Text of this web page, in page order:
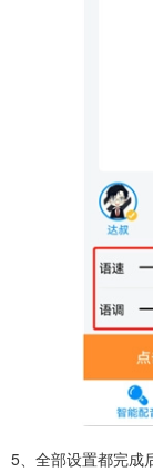
5、全部设置都完成